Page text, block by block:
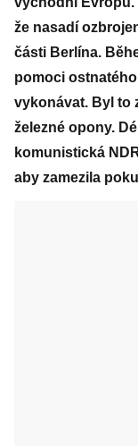
že nasadí
části Berlína.
pomoci
vykonávat. Byl to
železné opony.
komunistická
aby zamezila